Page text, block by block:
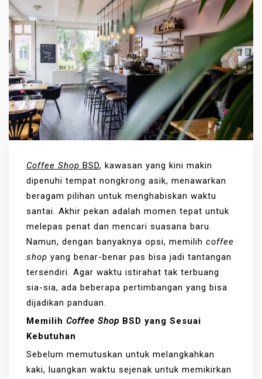
Coffee Shop BSD, kawasan yang kini makin
dipenuhi tempat nongkrong asik, menawarkan
beragam pilihan untuk menghabiskan waktu
santai. Akhir pekan adalah momen tepat untuk
melepas penat dan mencari suasana baru.
Namun, dengan banyaknya opsi, memilih coffee
shop yang benar-benar pas bisa jadi tantangan
tersendiri. Agar waktu istirahat tak terbuang
sia-sia, ada beberapa pertimbangan yang bisa
dijadikan panduan.
Memilih Coffee Shop BSD yang Sesuai
Kebutuhan
Sebelum memutuskan untuk melangkahkan
kaki, luangkan waktu sejenak untuk memikirkan